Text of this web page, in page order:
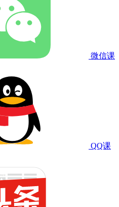
微信课
QQ课